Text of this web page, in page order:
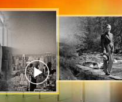
め
に
人
道
支
援
戦
争
時
代